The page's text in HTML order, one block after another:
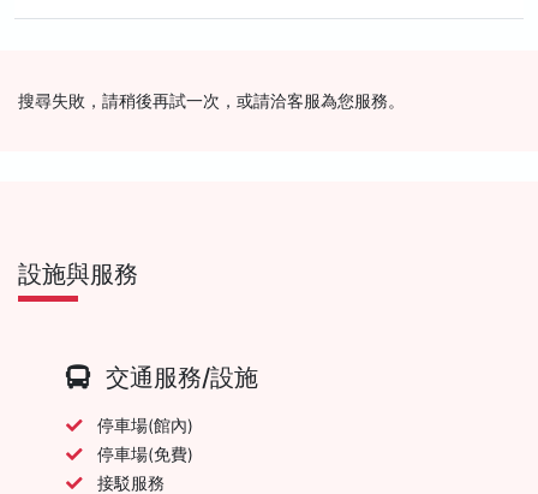
搜尋失敗，請稍後再試一次，或請洽客服為您服務。
設施與服務
交通服務/設施
停車場(館內)
停車場(免費)
接駁服務